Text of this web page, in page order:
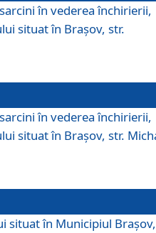
în vederea închirierii,
situat în Braşov, str.
în vederea închirierii,
situat în Braşov, str.
situat în Municipiul